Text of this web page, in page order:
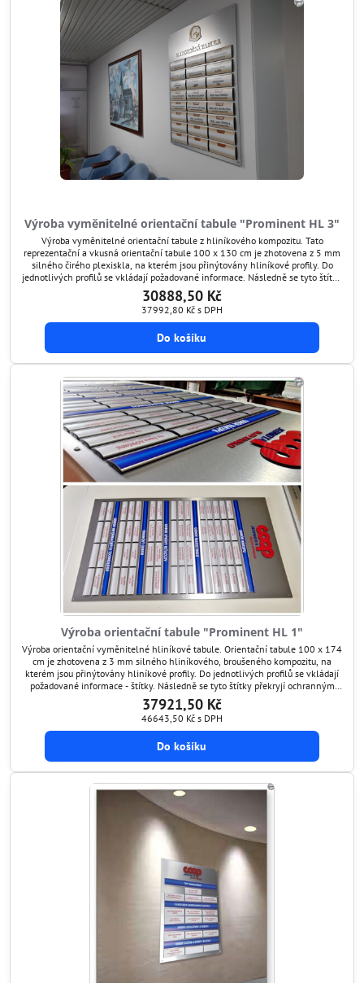
Výroba vyměnitelné orientační tabule "Prominent HL 3"
Výroba vyměnitelné orientační tabule z hliníkového kompozitu. Tato
reprezentační a vkusná orientační tabule 100 x 130 cm je zhotovena z 5 mm
silného čirého plexiskla, na kterém jsou přinýtovány hliníkové profily. Do
jednotlivých profilů se vkládají požadované informace. Následně se tyto štítky
překryjí ochranným transparentním štítem, který je antireflexní a chrání
grafiku před poškozením....
30888,50 Kč
37992,80 Kč s DPH
Do košíku
Výroba orientační tabule "Prominent HL 1"
Výroba orientační vyměnitelné hliníkové tabule. Orientační tabule 100 x 174
cm je zhotovena z 3 mm silného hliníkového, broušeného kompozitu, na
kterém jsou přinýtovány hliníkové profily. Do jednotlivých profilů se vkládají
požadované informace - štítky. Následně se tyto štítky překryjí ochranným
transparentním štítem, který je antireflexní a chrání grafiku před poškozením.
Tímto způsobem si...
37921,50 Kč
46643,50 Kč s DPH
Do košíku